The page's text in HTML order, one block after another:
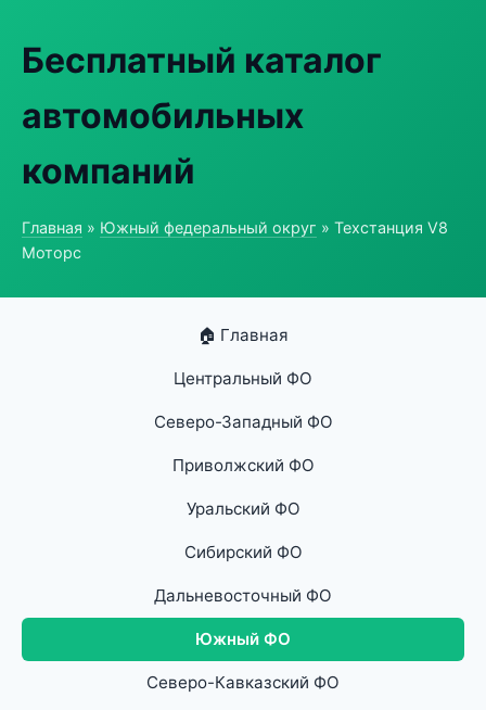
Бесплатный каталог
автомобильных
компаний
Главная » Южный федеральный округ » Техстанция V8
Моторс
🏠 Главная
Центральный ФО
Северо-Западный ФО
Приволжский ФО
Уральский ФО
Сибирский ФО
Дальневосточный ФО
Южный ФО
Северо-Кавказский ФО